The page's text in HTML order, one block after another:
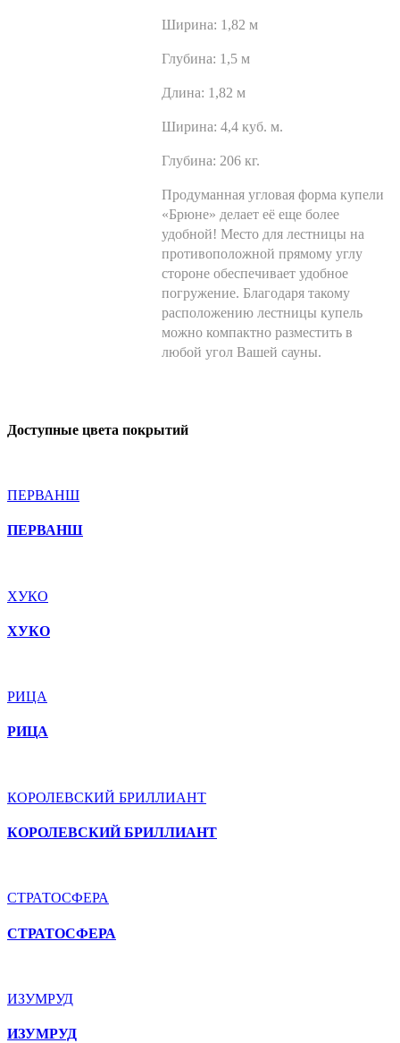
Ширина: 1,82 м
Глубина: 1,5 м
Длина: 1,82 м
Ширина: 4,4 куб. м.
Глубина: 206 кг.
Продуманная угловая форма купели
«Брюне» делает её еще более
удобной! Место для лестницы на
противоположной прямому углу
стороне обеспечивает удобное
погружение. Благодаря такому
расположению лестницы купель
можно компактно разместить в
любой угол Вашей сауны.
Доступные цвета покрытий
ПЕРВАНШ
ПЕРВАНШ
ХУКО
ХУКО
РИЦА
РИЦА
КОРОЛЕВСКИЙ БРИЛЛИАНТ
КОРОЛЕВСКИЙ БРИЛЛИАНТ
СТРАТОСФЕРА
СТРАТОСФЕРА
ИЗУМРУД
ИЗУМРУД